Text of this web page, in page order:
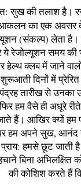
सुख की तलाश है। रस्म
का एक अवसर
(संकल्प) लेता है।
ये रेजोल्यूशन समय की
हेल्थ क्लब में जाने
दिनों में
तारीख से
हम वैसे ही अधूरे
हैं। आखिर क्यों हम
हम अपने सुख, आनंद
हमसे छूट
बिना
की कोशिश करते हैं